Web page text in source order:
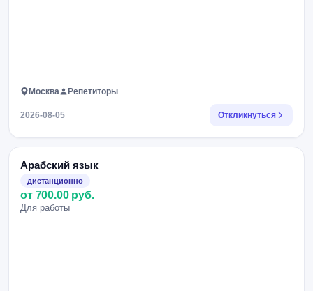
Москва Репетиторы
2026-08-05 Откликнуться
Арабский язык
дистанционно
от 700.00 руб.
Для работы